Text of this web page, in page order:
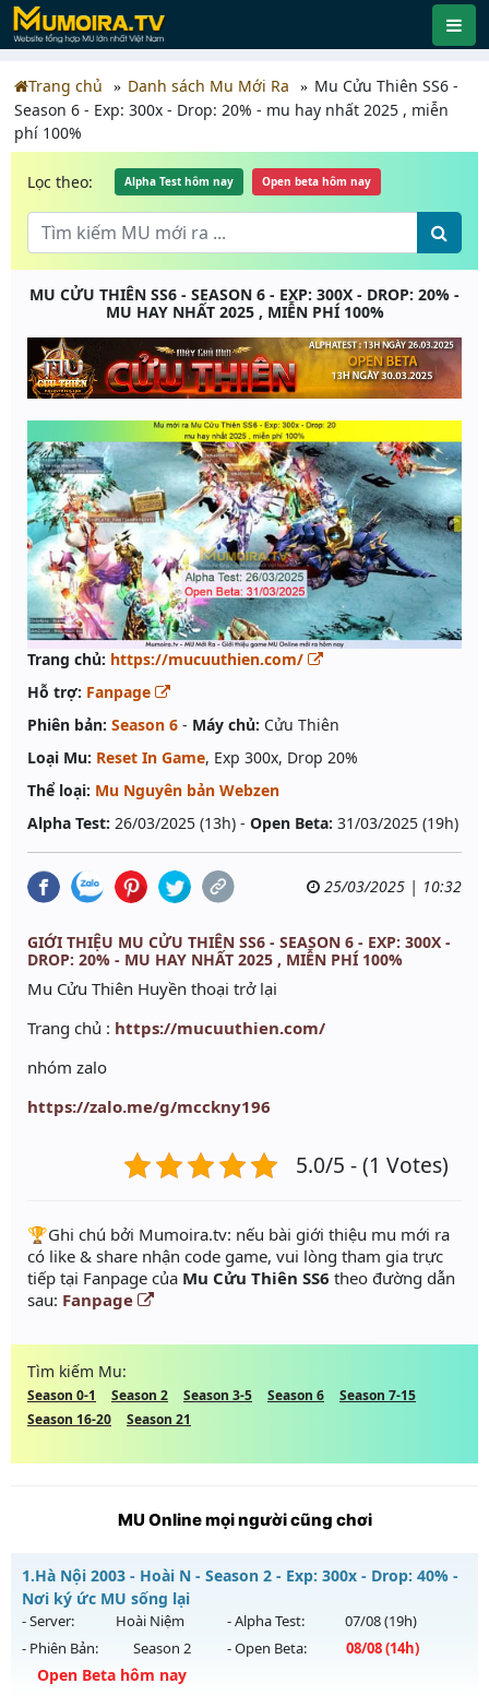
Trang chủ Danh sách Mu Mới Ra
Mu Cửu Thiên SS6 -
Season 6 - Exp: 300x - Drop: 20% - mu hay nhất 2025 , miễn
phí 100%
Lọc theo: Alpha Test hôm nay Open beta hôm nay
MU CỬU THIÊN SS6 - SEASON 6 - EXP: 300X - DROP: 20% -
MU HAY NHẤT 2025 , MIỄN PHÍ 100%
Trang chủ: https://mucuuthien.com/
Hỗ trợ: Fanpage
Phiên bản: Season 6 - Máy chủ: Cửu Thiên
Loại Mu: Reset In Game, Exp 300x, Drop 20%
Thể loại: Mu Nguyên bản Webzen
Alpha Test: 26/03/2025 (13h) - Open Beta: 31/03/2025 (19h)
25/03/2025 | 10:32
GIỚI THIỆU MU CỬU THIÊN SS6 - SEASON 6 - EXP: 300X -
DROP: 20% - MU HAY NHẤT 2025 , MIỄN PHÍ 100%
Mu Cửu Thiên Huyền thoại trở lại
Trang chủ : https://mucuuthien.com/
nhóm zalo
https://zalo.me/g/mcckny196
5.0/5 - (1 Votes)
️🏆Ghi chú bởi Mumoira.tv: nếu bài giới thiệu mu mới ra
có like & share nhận code game, vui lòng tham gia trực
tiếp tại Fanpage của Mu Cửu Thiên SS6 theo đường dẫn
sau: Fanpage
Tìm kiếm Mu:
Season 0-1 Season 2 Season 3-5 Season 6
Season 7-15
Season 16-20
Season 21
MU Online mọi người cũng chơi
1.Hà Nội 2003 - Hoài N - Season 2 - Exp: 300x - Drop: 40% -
Nơi ký ức MU sống lại
- Server: Hoài Niệm - Alpha Test: 07/08(19h)
- Phiên Bản:
Season 2 - Open Beta: 08/08(14h)
Open Beta hôm nay